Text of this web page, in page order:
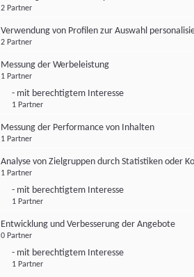
2 Partner
Verwendung von Profilen zur Auswahl
2 Partner
Messung der Werbeleistung
1 Partner
- mit berechtigtem Interesse
1 Partner
Messung der Performance von Inhalten
1 Partner
Analyse von Zielgruppen durch Statistiken oder
1 Partner
- mit berechtigtem Interesse
1 Partner
Entwicklung und Verbesserung der Angebote
0 Partner
- mit berechtigtem Interesse
1 Partner